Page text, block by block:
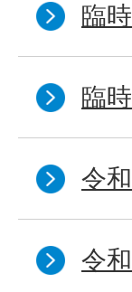
臨
臨
令
令